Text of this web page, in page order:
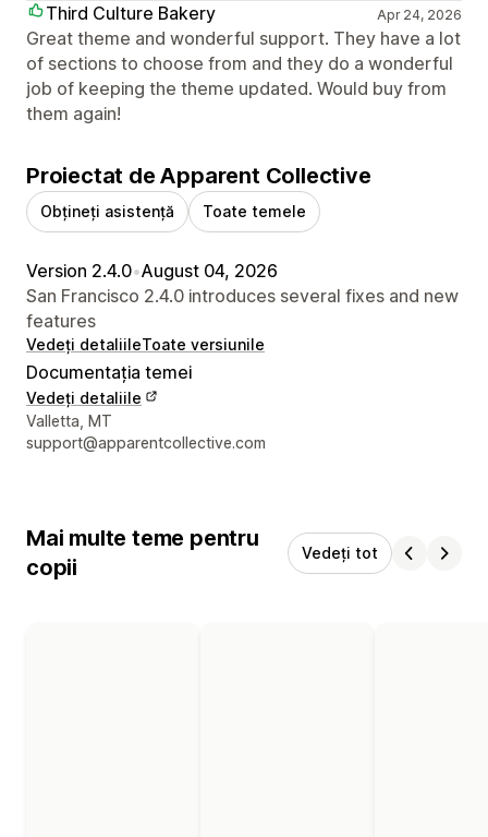
Third Culture Bakery
Apr 24, 2026
Great theme and wonderful support. They have a lot
of sections to choose from and they do a wonderful
job of keeping the theme updated. Would buy from
them again!
Proiectat de Apparent Collective
Obțineți asistență Toate temele
Version 2.4.0•August 04, 2026
San Francisco 2.4.0 introduces several fixes and new
features
Vedeți detaliileToate versiunile
Documentația temei
Vedeți detaliile
Detaliile de contact ale designerului
Valletta, MT
support@apparentcollective.com
Mai multe teme pentru
copii
Vedeți tot